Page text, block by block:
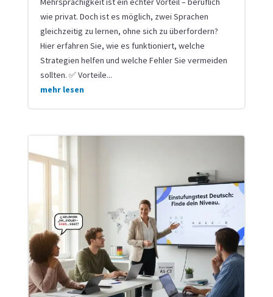
wie privat. Doch ist es möglich, zwei Sprachen
gleichzeitig zu lernen, ohne sich zu überfordern?
Hier erfahren Sie, wie es funktioniert, welche
Strategien helfen und welche Fehler Sie vermeiden
sollten. ✅ Vorteile...
mehr lesen